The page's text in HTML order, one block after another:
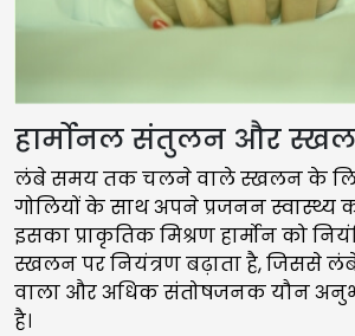
हार्मोनल संतुलन और
लंबे समय तक चलने वाले स्खलन के लिए
गोलियों के साथ अपने प्रजनन स्वास्थ्य
इसका प्राकृतिक मिश्रण हार्मोन को
स्खलन पर नियंत्रण बढ़ाता है, जिससे
वाला और अधिक संतोषजनक यौन
है।